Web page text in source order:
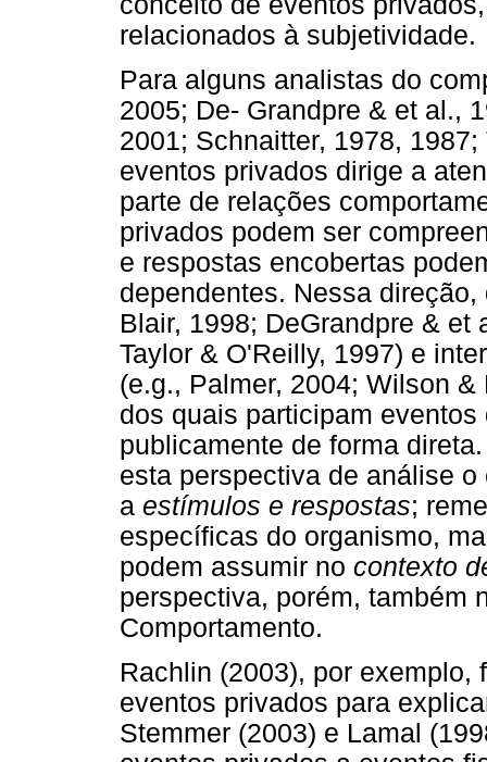
relacionados à subjetividade.
Para alguns analistas do
2005; De- Grandpre & et al.,
2001; Schnaitter, 1978,
eventos privados dirige a
parte de relações
privados podem ser
e respostas encobertas
dependentes. Nessa
Blair, 1998; DeGrandpre &
Taylor & O'Reilly, 1997) e
(e.g., Palmer, 2004; Wilson
dos quais participam
publicamente de forma
esta perspectiva de análise
a estímulos e respostas;
específicas do organismo,
podem assumir no contexto
perspectiva, porém, também
Comportamento.
Rachlin (2003), por
eventos privados para
Stemmer (2003) e Lamal